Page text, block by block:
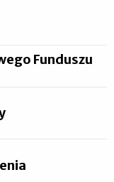
Funduszu